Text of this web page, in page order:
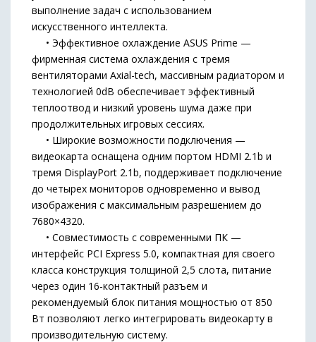
выполнение задач с использованием
искусственного интеллекта.
• Эффективное охлаждение ASUS Prime —
фирменная система охлаждения с тремя
вентиляторами Axial-tech, массивным радиатором и
технологией 0dB обеспечивает эффективный
теплоотвод и низкий уровень шума даже при
продолжительных игровых сессиях.
• Широкие возможности подключения —
видеокарта оснащена одним портом HDMI 2.1b и
тремя DisplayPort 2.1b, поддерживает подключение
до четырех мониторов одновременно и вывод
изображения с максимальным разрешением до
7680×4320.
• Совместимость с современными ПК —
интерфейс PCI Express 5.0, компактная для своего
класса конструкция толщиной 2,5 слота, питание
через один 16-контактный разъем и
рекомендуемый блок питания мощностью от 850
Вт позволяют легко интегрировать видеокарту в
производительную систему.